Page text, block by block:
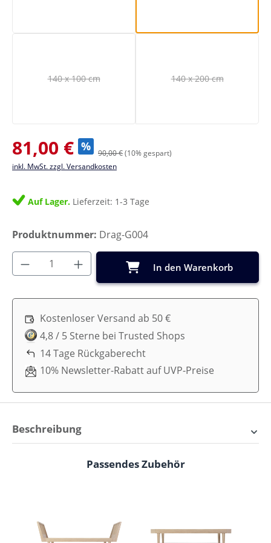
140 x 100 cm
(Diese Option ist zurzeit nicht verfügbar.)
140 x 200 cm
(Diese Option ist
Verkaufspreis:
81,00 € % 90,00 €(10% gespart)
inkl. MwSt. zzgl. Versandkosten
Auf Lager. Lieferzeit: 1-3 Tage
Produktnummer: Drag-G004
Produkt Anzahl: Gib den gewünschten
In den Warenkorb
Kostenloser Versand ab 50 €
4,8 / 5 Sterne bei Trusted Shops
14 Tage Rückgaberecht
10% Newsletter-Rabatt auf UVP-Preise
Beschreibung
Bettwäsche
Produktgalerie überspringen
Passendes Zubehör